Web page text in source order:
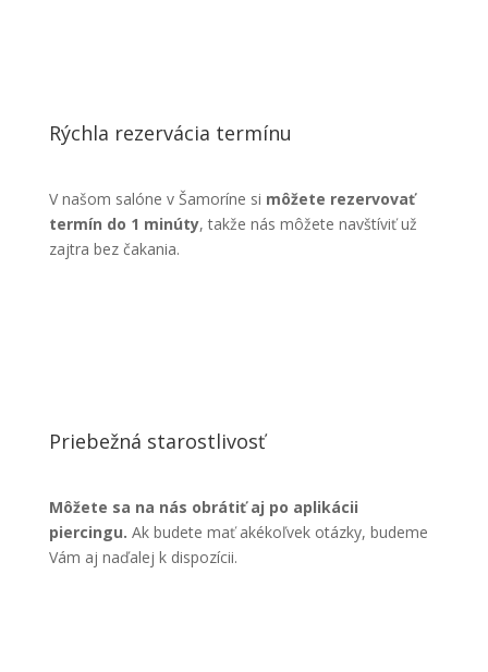
Rýchla rezervácia termínu
V našom salóne v Šamoríne si môžete rezervovať
termín do 1 minúty, takže nás môžete navštíviť už
zajtra bez čakania.
Priebežná starostlivosť
Môžete sa na nás obrátiť aj po aplikácii
piercingu. Ak budete mať akékoľvek otázky, budeme
Vám aj naďalej k dispozícii.